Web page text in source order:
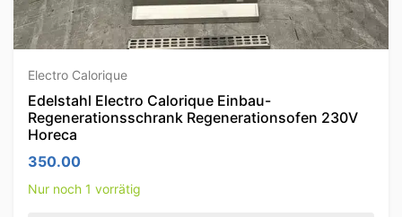
Electro Calorique
Edelstahl Electro Calorique Einbau-
Regenerationsschrank Regenerationsofen 230V
Horeca
350.00
Nur noch 1 vorrätig